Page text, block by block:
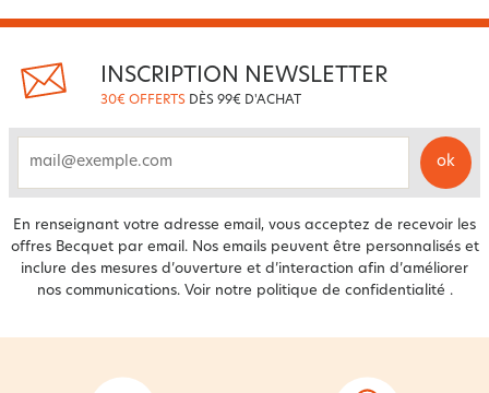
INSCRIPTION NEWSLETTER
30€ OFFERTS DÈS 99€ D'ACHAT
ok
En renseignant votre adresse email, vous acceptez de recevoir les
offres Becquet par email. Nos emails peuvent être personnalisés et
inclure des mesures d’ouverture et d’interaction afin d’améliorer
nos communications. Voir notre politique de confidentialité .